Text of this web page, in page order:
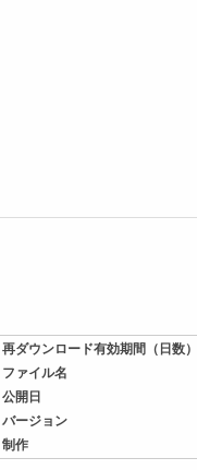
再ダウンロード有効期間（日数）
ファイル名
公開日
バージョン
制作